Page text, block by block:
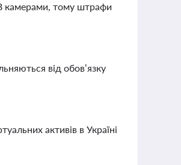
камерами, тому штрафи
від обов’язку
активів в Україні